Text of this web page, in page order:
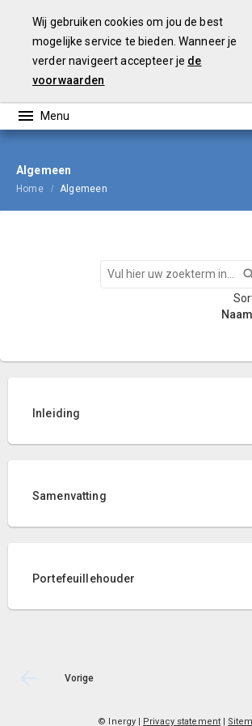
Wij gebruiken cookies om jou de best
mogelijke service te bieden. Wanneer je
verder navigeert accepteer je de
voorwaarden
Algemeen
Home Algemeen
Zoeken
Inleiding
Samenvatting
Portefeuillehouder
Vorige
© Inergy Privacy statement|